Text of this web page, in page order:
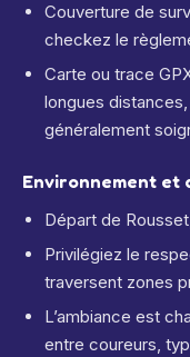
Couverture de
checkez le
Carte ou trace
longues
généralement
Environnement et
Départ de
Privilégiez le
traversent zones
L’ambiance est
entre coureurs,